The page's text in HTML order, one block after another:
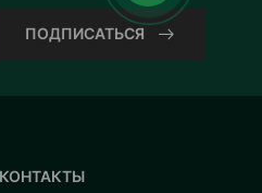
ПОДПИСАТЬСЯ
КОНТАКТЫ